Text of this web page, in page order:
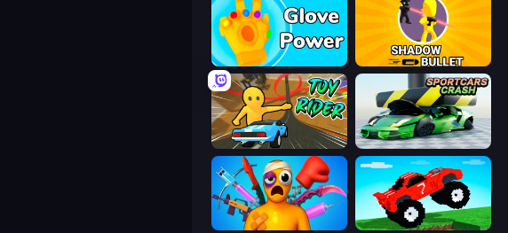
Glove Power Shadow Bullet
Toy Rider Sportcars Crash
Fun Ragdoll Challenge! Funny Mad Racing